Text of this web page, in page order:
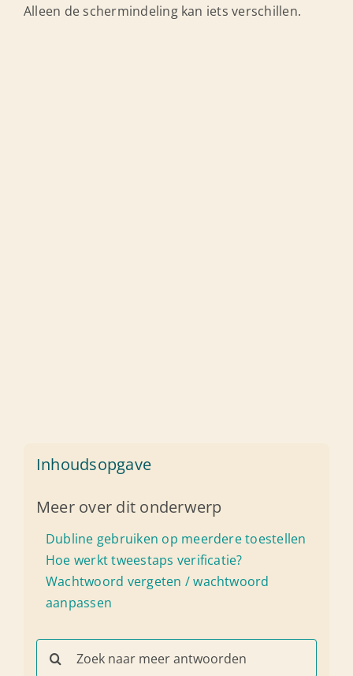
Alleen de schermindeling kan iets verschillen.
Inhoudsopgave
Meer over dit onderwerp
Dubline gebruiken op meerdere toestellen
Hoe werkt tweestaps verificatie?
Wachtwoord vergeten / wachtwoord
aanpassen
Search
for: